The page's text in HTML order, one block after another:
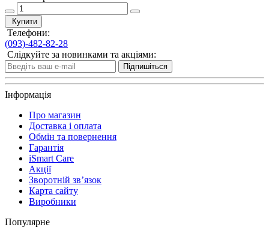
Купити
Телефони:
(093)-482-82-28
Слідкуйте за новинками та акціями:
Підпишіться
Інформація
Про магазин
Доставка і оплата
Обмін та повернення
Гарантія
iSmart Care
Акції
Зворотній зв’язок
Карта сайту
Виробники
Популярне